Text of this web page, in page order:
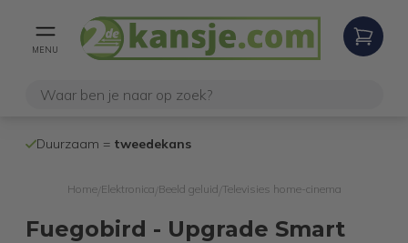
MENU
internetretouren
Home/ Elektronica Beeld geluid Televisies home-cinema
Fuegobird - Upgrade Smart